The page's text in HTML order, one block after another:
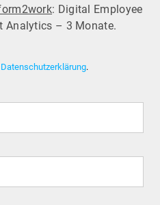
: Digital Employee
Analytics – 3 Monate.
Datenschutzerklärung.